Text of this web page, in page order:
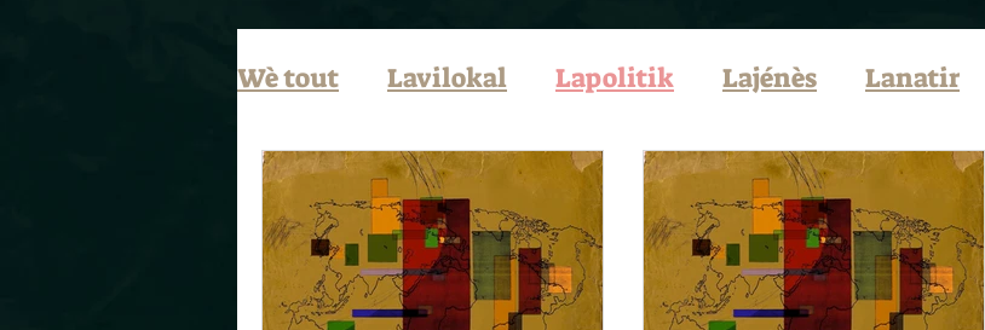
Wè tout Lavilokal Lapolitik Lajénès Lanatir
Li ké ékri